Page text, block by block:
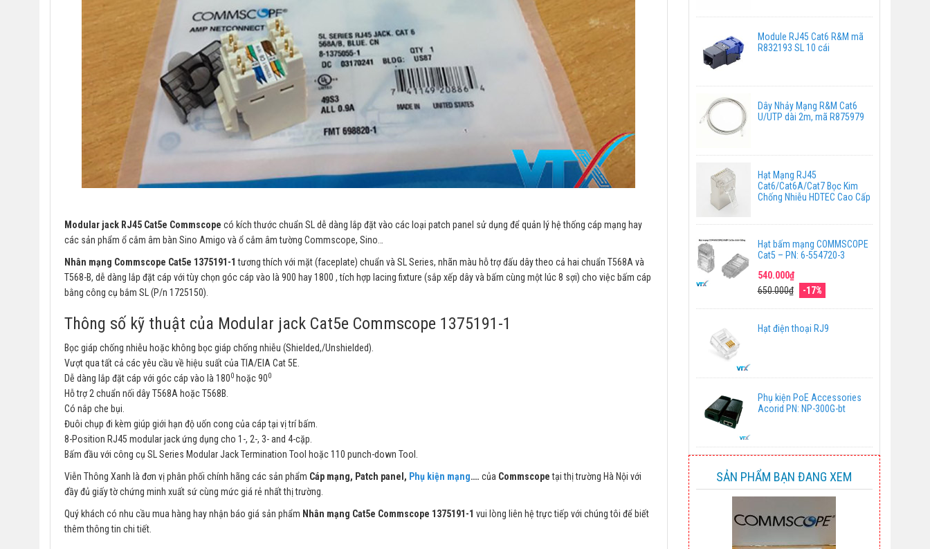
Modular jack RJ45 Cat5e Commscope có kích thước chuẩn SL dễ dàng lắp đặt vào các loại patch panel sử dụng để quản lý hệ thống cáp mạng hay
các sản phẩm ổ cắm âm bàn Sino Amigo và ổ cắm âm tường Commscope, Sino…
Nhân mạng Commscope Cat5e 1375191-1 tương thích với mặt (faceplate) chuẩn và SL Series, nhãn màu hỗ trợ đấu dây theo cả hai chuẩn T568A và
T568-B, dễ dàng lắp đặt cáp với tùy chọn góc cáp vào là 900 hay 1800 , tích hợp lacing fixture (sắp xếp dây và bấm cùng một lúc 8 sợi) cho việc bấm cáp
bằng công cụ bắm SL (P/n 1725150).
Thông số kỹ thuật của Modular jack Cat5e Commscope 1375191-1
Bọc giáp chống nhiễu hoặc không bọc giáp chống nhiễu (Shielded,/Unshielded).
Vượt qua tất cả các yêu cầu về hiệu suất của TIA/EIA Cat 5E.
Dễ dàng lắp đặt cáp với góc cáp vào là 1800 hoặc 900
Hỗ trợ 2 chuẩn nối dây T568A hoặc T568B.
Có nắp che bụi.
Đuôi chụp đi kèm giúp giới hạn độ uốn cong của cáp tại vị trí bấm.
8-Position RJ45 modular jack ứng dụng cho 1-, 2-, 3- and 4-cặp.
Bấm đầu với công cụ SL Series Modular Jack Termination Tool hoặc 110 punch-down Tool.
Viễn Thông Xanh là đơn vị phân phối chính hãng các sản phẩm Cáp mạng, Patch panel, Phụ kiện mạng…. của Commscopetại thị trường Hà Nội với
đầy đủ giấy tờ chứng minh xuất sứ cùng mức giá rẻ nhất thị trường.
Quý khách có nhu cầu mua hàng hay nhận báo giá sản phẩm Nhân mạng Cat5e Commscope 1375191-1 vui lòng liên hệ trực tiếp với chúng tôi để biết
thêm thông tin chi tiết.
Module RJ45 Cat6 R&M mã
R832193 SL 10 cái
Dây Nhảy Mạng R&M Cat6
U/UTP dài 2m, mã R875979
Hạt Mạng RJ45
Cat6/Cat6A/Cat7 Bọc Kim
Chống Nhiễu HDTEC Cao Cấp
Hạt bấm mạng COMMSCOPE
Cat5 – PN: 6-554720-3
540.000₫
650.000₫
-17%
Hạt điện thoại RJ9
Phụ kiện PoE Accessories
Acorid PN: NP-300G-bt
SẢN PHẨM BẠN ĐANG XEM